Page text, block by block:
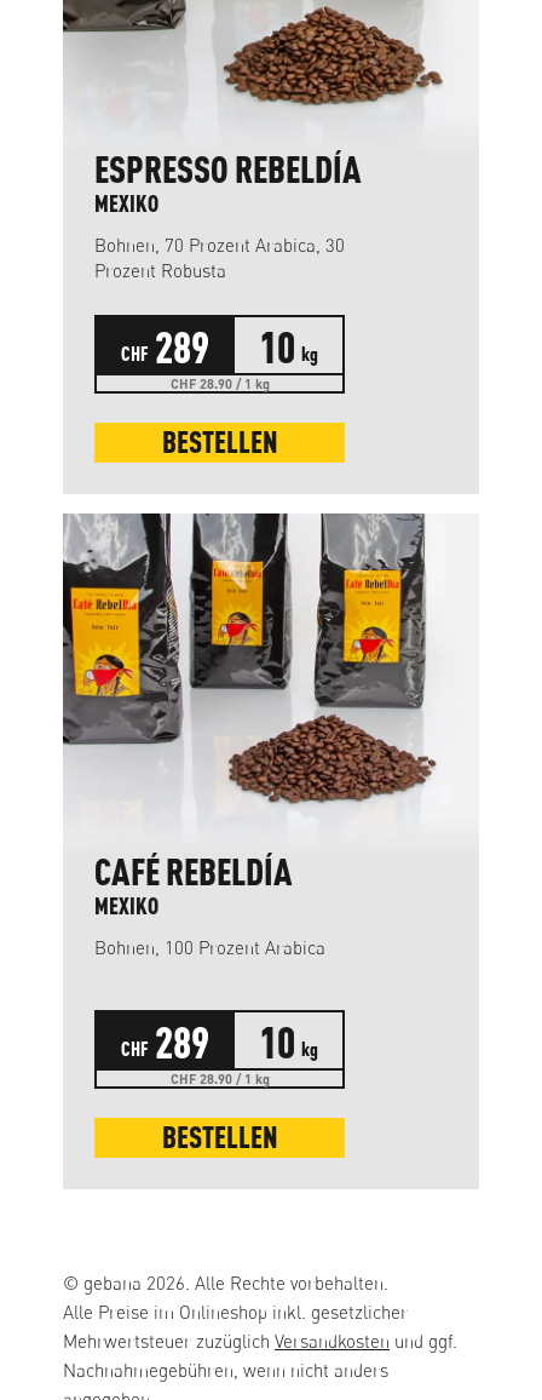
ESPRESSO REBELDÍA
MEXIKO
Bohnen, 70 Prozent Arabica, 30
Prozent Robusta
CHF 289 10 kg
CHF 28.90 / 1 kg
BESTELLEN
CAFÉ REBELDÍA
MEXIKO
Bohnen, 100 Prozent Arabica
CHF 289 10 kg
CHF 28.90 / 1 kg
BESTELLEN
© gebana 2026. Alle Rechte vorbehalten.
Alle Preise im Onlineshop inkl. gesetzlicher
Mehrwertsteuer zuzüglich Versandkosten und ggf.
Nachnahmegebühren, wenn nicht anders